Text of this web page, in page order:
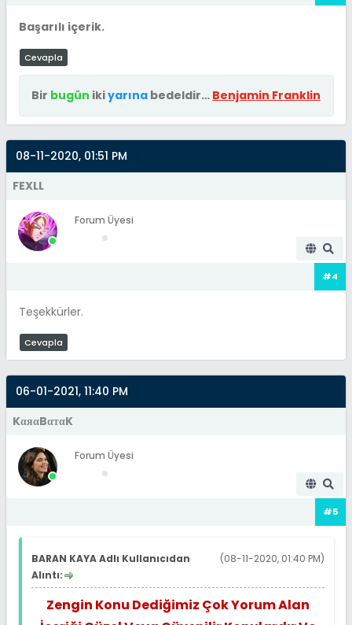
Başarılı içerik.
Cevapla
Bir bugün ikiyarına bedeldir… Benjamin Franklin
08-11-2020, 01:51 PM
FEXLL
Forum Üyesi
#4
Teşekkürler.
Cevapla
06-01-2021, 11:40 PM
KαяαBαтαK
Forum Üyesi
#5
(08-11-2020, 01:40 PM)
BARAN KAYA Adlı Kullanıcıdan
Alıntı:
Zengin Konu Dediğimiz Çok Yorum Alan